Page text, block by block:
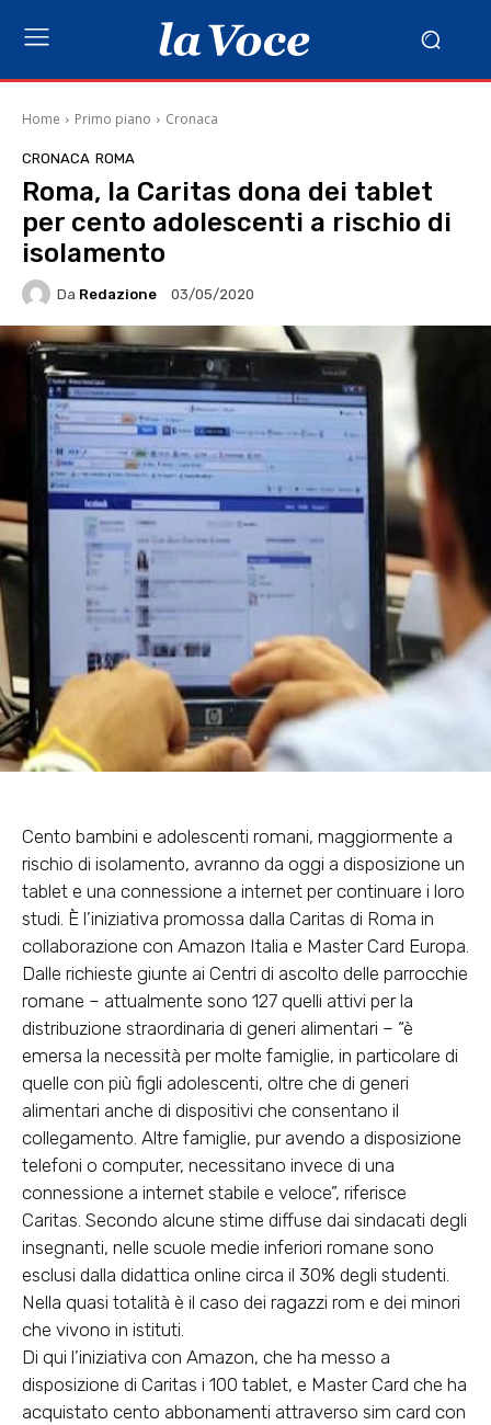
Home Primo piano Cronaca
CRONACA ROMA
Roma, la Caritas dona dei tablet
per cento adolescenti a rischio di
isolamento
Da Redazione 03/05/2020
Cento bambini e adolescenti romani, maggiormente a
rischio di isolamento, avranno da oggi a disposizione un
tablet e una connessione a internet per continuare i loro
studi. È l’iniziativa promossa dalla Caritas di Roma in
collaborazione con Amazon Italia e Master Card Europa.
Dalle richieste giunte ai Centri di ascolto delle parrocchie
romane – attualmente sono 127 quelli attivi per la
distribuzione straordinaria di generi alimentari – “è
emersa la necessità per molte famiglie, in particolare di
quelle con più figli adolescenti, oltre che di generi
alimentari anche di dispositivi che consentano il
collegamento. Altre famiglie, pur avendo a disposizione
telefoni o computer, necessitano invece di una
connessione a internet stabile e veloce”, riferisce
Caritas. Secondo alcune stime diffuse dai sindacati degli
insegnanti, nelle scuole medie inferiori romane sono
esclusi dalla didattica online circa il 30% degli studenti.
Nella quasi totalità è il caso dei ragazzi rom e dei minori
che vivono in istituti.
Di qui l’iniziativa con Amazon, che ha messo a
disposizione di Caritas i 100 tablet, e Master Card che ha
acquistato cento abbonamenti attraverso sim card con